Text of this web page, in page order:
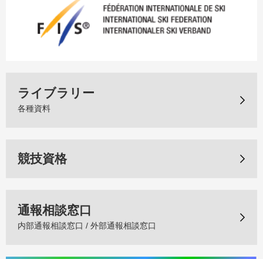
ライブラリー
各種資料
競技資格
通報相談窓口
内部通報相談窓口 / 外部通報相談窓口